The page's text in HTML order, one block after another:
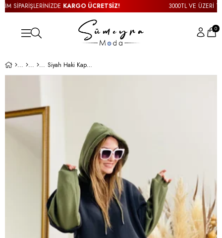
SİPARİŞLERİNİZDEKARGO ÜCRETSİZ! 3000TL VE ÜZERİ
0
Siyah Haki Kapşonlu Sweatshirt